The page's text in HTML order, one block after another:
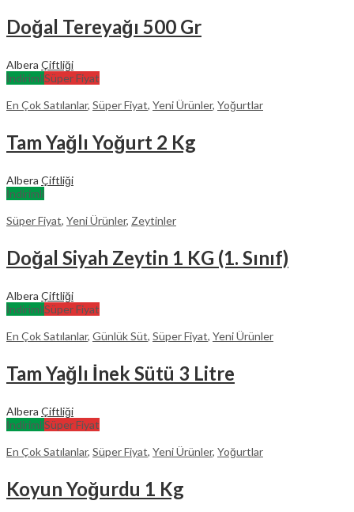
Doğal Tereyağı 500 Gr
Albera Çiftliği
İndirimliSüper Fiyat
En Çok Satılanlar, Süper Fiyat, Yeni Ürünler, Yoğurtlar
Tam Yağlı Yoğurt 2 Kg
Albera Çiftliği
İndirimli
Süper Fiyat, Yeni Ürünler, Zeytinler
Doğal Siyah Zeytin 1 KG (1. Sınıf)
Albera Çiftliği
İndirimliSüper Fiyat
En Çok Satılanlar, Günlük Süt, Süper Fiyat, Yeni Ürünler
Tam Yağlı İnek Sütü 3 Litre
Albera Çiftliği
İndirimliSüper Fiyat
En Çok Satılanlar, Süper Fiyat, Yeni Ürünler, Yoğurtlar
Koyun Yoğurdu 1 Kg